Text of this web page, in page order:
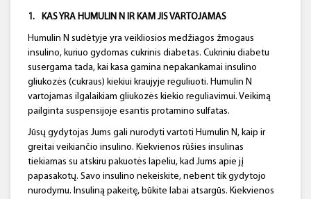
1. KAS YRA HUMULIN N IR KAM JIS VARTOJAMAS
Humulin N sudėtyje yra veikliosios medžiagos žmogaus
insulino, kuriuo gydomas cukrinis diabetas. Cukriniu diabetu
susergama tada, kai kasa gamina nepakankamai insulino
gliukozės (cukraus) kiekiui kraujyje reguliuoti. Humulin N
vartojamas ilgalaikiam gliukozės kiekio reguliavimui. Veikimą
pailginta suspensijoje esantis protamino sulfatas.
Jūsų gydytojas Jums gali nurodyti vartoti Humulin N, kaip ir
greitai veikiančio insulino. Kiekvienos rūšies insulinas
tiekiamas su atskiru pakuotės lapeliu, kad Jums apie jį
papasakotų. Savo insulino nekeiskite, nebent tik gydytojo
nurodymu. Insuliną pakeitę, būkite labai atsargūs. Kiekvienos